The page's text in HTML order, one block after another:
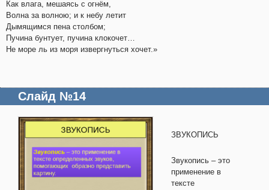
Как влага, мешаясь с огнём,
Волна за волною; и к небу летит
Дымящимся пена столбом;
Пучина бунтует, пучина клокочет…
Не море ль из моря извергнуться хочет.»
Слайд №14
ЗВУКОПИСЬ
Звукопись – это
применение в
тексте